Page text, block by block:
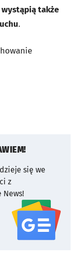
także
.
się we
z
News!
serwisu